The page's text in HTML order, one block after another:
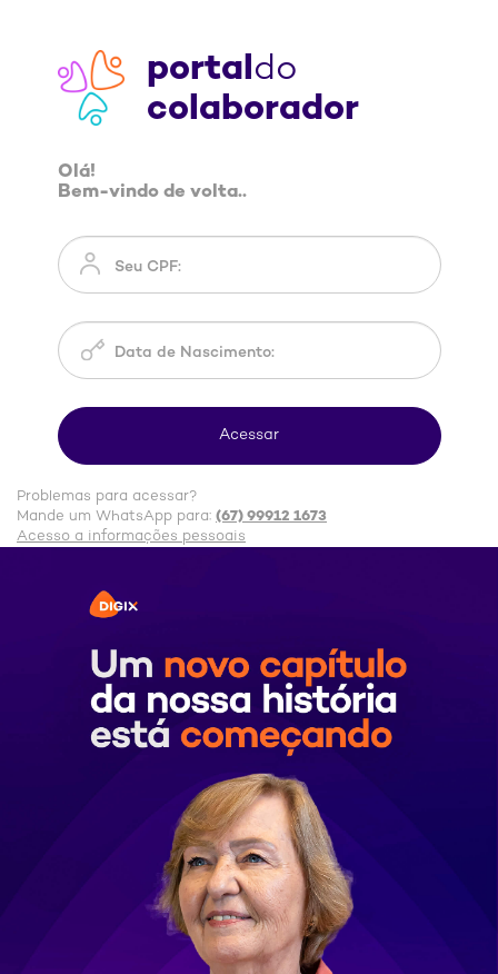
portaldo
colaborador
Olá!
Bem-vindo de volta..
Problemas para acessar?
Mande um WhatsApp para: (67) 99912 1673
Acesso a informações pessoais